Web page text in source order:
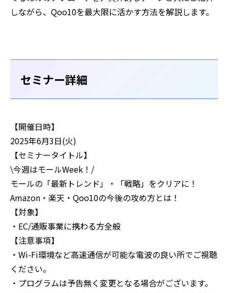
しながら、Qoo10を最大限に活かす方法を解説します。
セミナー詳細
【開催日時】
2025年6月3日(火)
【セミナータイトル】
\今週はモールWeek！/
モールの「最新トレンド」・「戦略」をクリアに！
Amazon・楽天・Qoo10の今後の攻め方とは！
【対象】
・EC/通販事業に携わる方全般
【注意事項】
‍・Wi-Fi環境など高速通信が可能な電波の良い所でご視聴
ください。
・プログラムは予告無く変更となる場合がございます。